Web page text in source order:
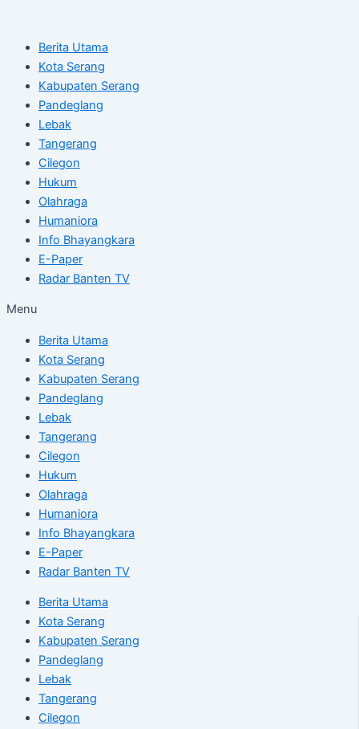
contentBerita Utama
Kota Serang
Kabupaten Serang
Pandeglang
Lebak
Tangerang
Cilegon
Hukum
Olahraga
Humaniora
Info Bhayangkara
E-Paper
Radar Banten TV
Menu
Berita Utama
Kota Serang
Kabupaten Serang
Pandeglang
Lebak
Tangerang
Cilegon
Hukum
Olahraga
Humaniora
Info Bhayangkara
E-Paper
Radar Banten TV
Berita Utama
Kota Serang
Kabupaten Serang
Pandeglang
Lebak
Tangerang
Cilegon